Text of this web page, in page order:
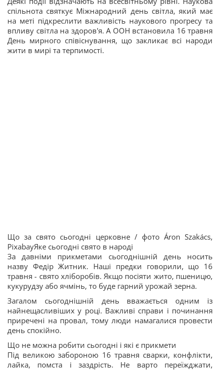
спільнота святкує Міжнародний день світла, який має
на меті підкреслити важливість наукового прогресу та
впливу світла на здоров'я. А ООН встановила 16 травня
День мирного співіснування, що закликає всі народи
жити в мирі та терпимості.
Що за свято сьогодні церковне / фото Áron Szakács,
PixabayЯке сьогодні свято в народі
За давніми прикметами сьогоднішній день носить
назву Федір Житник. Наші предки говорили, що 16
травня - свято хліборобів. Якщо посіяти жито, пшеницю,
кукурудзу або ячмінь, то буде гарний урожай зерна.
Загалом сьогоднішній день вважається одним із
найнещасливіших у році. Важливі справи і починання
приречені на провал, тому люди намагалися провести
день спокійно.
Що не можна робити сьогодні і які є прикмети
Під великою забороною 16 травня сварки, конфлікти,
лайка, помста і заздрість. Не варто переїжджати,